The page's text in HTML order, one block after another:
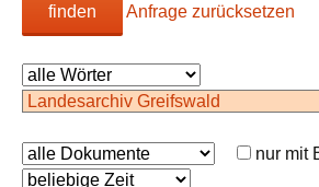
finden Anfrage zurücksetzen
nur mit